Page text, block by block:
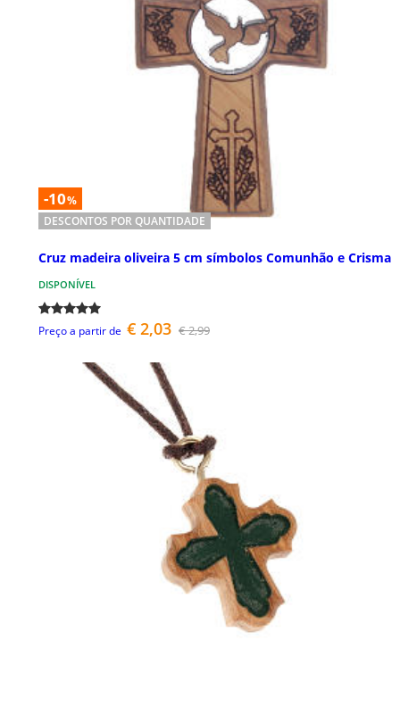
-10%
DESCONTOS POR QUANTIDADE
Cruz madeira oliveira 5 cm símbolos Comunhão e Crisma
DISPONÍVEL
Preço a partir de € 2,03 € 2,99